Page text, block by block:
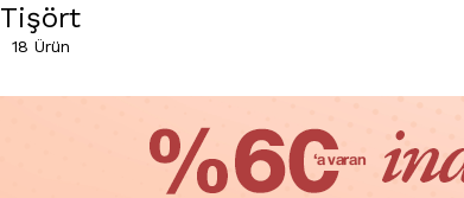
Tişört
18 Ürün